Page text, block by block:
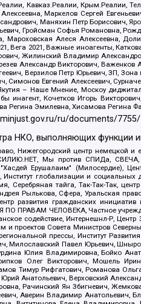
Кавказ.Реалии, Крым.Реалии,
Маркелов Сергей
Маняхин Петр Борисович,
Гройсман Софья Романовна,
Мароховская Алеся Алексеевна,
Вега 2021, Важные иноагенты,
Жилинский Владимир
Александр Викторович,
Верзилов Петр Юрьевич, ЗП,
Симонов Евгений Алексеевич,
– Наше Мнение, Москоу
инагент, Кочетков Игорь
Регина Эмилевна, Хисамова Регина
ru/documents/7755/
НКО, выполняющих функции
Нижегородский центр немецкой и
Мы против СПИДа, СВЕЧА,
Ерушалаим" (Милосердие),
Институт глобализации и
Серебряная тайга, Так-Так-Так,
Рылькова, Сфера, Уральская
развития гражданских
ПРАВАМ ЧЕЛОВЕКА, Частное
содействие, Интернешнл-Р,
и проектов Совета Министров
прессы, Институт
Милославский Павел Юрьевич,
Юлия Владимировна, Бойко
Олег Викторович, Мошель
Тимур Рифгатович, Романова
Юрий Анатольевич, Верховский
Рачинский Ян Збигневич,
Аверин Владимир Анатольевич,